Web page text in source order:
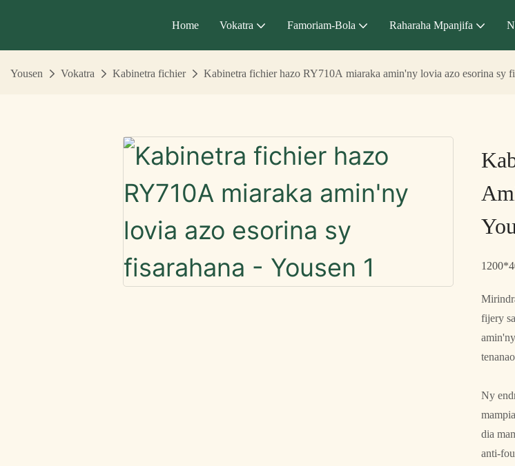
Home Vokatra Famoriam-Bola Raharaha Mpanjifa
Yousen Vokatra Kabinetra fichier Kabinetra fichier hazo RY710A miaraka amin'ny lovia azo esorina sy
fijery
Ny
dia
anti-